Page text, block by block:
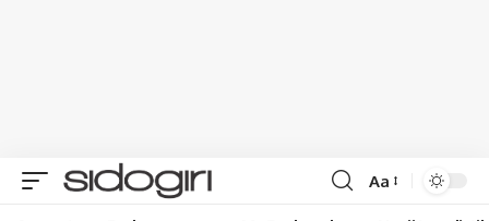
Font
Aa